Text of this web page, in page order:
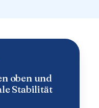
oben und
Stabilität